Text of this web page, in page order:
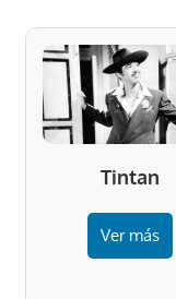
Tintan
Ver más